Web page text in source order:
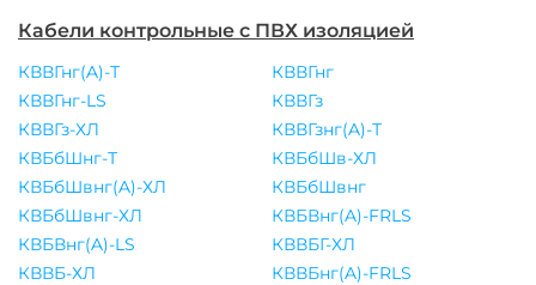
Кабели контрольные с ПВХ изоляцией
КВВГнг(A)-Т
КВВГнг
КВВГнг-LS
КВВГз
КВВГз-ХЛ
КВВГзнг(A)-Т
КВБбШнг-Т
КВБбШв-ХЛ
КВБбШвнг(A)-ХЛ
КВБбШвнг
КВБбШвнг-ХЛ
КВБВнг(A)-FRLS
КВБВнг(A)-LS
КВВБГ-ХЛ
КВВБ-ХЛ
КВВБнг(A)-FRLS